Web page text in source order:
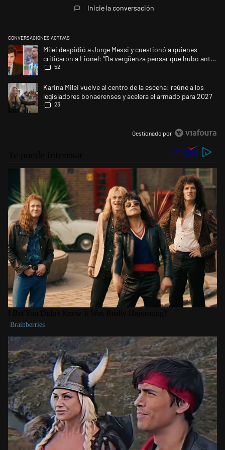
Inicie la conversación
CONVERSACIONES ACTIVAS
Este listado muestra los artículos con más comentarios en los últimos
Un artículo de tendencia con el título "Milei despidió a Jorge Messi y
Milei despidió a Jorge Messi y cuestionó a quienes
criticaron a Lionel: “Da vergüenza pensar que hubo anti-
Messi”
52
Un artículo de tendencia con el título "Karina Milei vuelve al centro de
Karina Milei vuelve al centro de la escena: reúne a los
legisladores bonaerenses y acelera el armado para 2027
23
Gestionado por